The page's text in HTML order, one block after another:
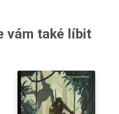
vám také líbit